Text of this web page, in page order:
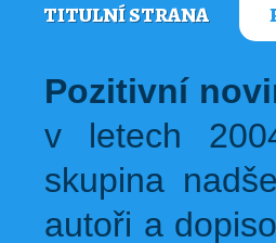
TITULNÍ STRANA
Pozitivní
v letech
skupina
autoři a